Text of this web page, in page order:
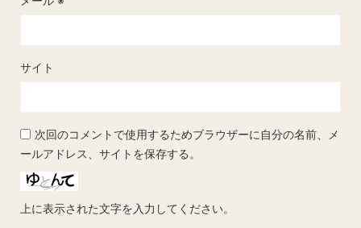
サイト
次回のコメントで使用するためブラウザーに自分の名前、メ
ールアドレス、サイトを保存する。
上に表示された文字を入力してください。